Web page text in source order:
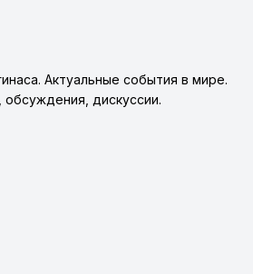
Актуальные события в мире.
дискуссии.